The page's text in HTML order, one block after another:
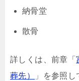
納骨堂
散骨
詳しくは、前章「
葬先）
」を参照し